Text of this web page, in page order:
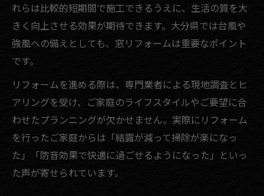
住まいの断熱性能を高めるリフォーム方法
結露対策に有効な窓リフォームのポイント
リフォームで冷暖房効率アップを目指そう
台風被害を防ぐ格子窓リフォームの実力
リフォームで強風対策を万全にするポイン
ト
窓リフォームで安心できる住まいを実現
格子窓設置による台風対策のメリット解説
れらは比較的短期間で施工できるうえに、生活の質を大
きく向上させる効果が期待できます。大分県では台風や
強風への備えとしても、窓リフォームは重要なポイント
です。
リフォームを進める際は、専門業者による現地調査とヒ
アリングを受け、ご家庭のライフスタイルやご要望に合
わせたプランニングが欠かせません。実際にリフォーム
を行ったご家庭からは「結露が減って掃除が楽になっ
た」「防音効果で快適に過ごせるようになった」といっ
た声が寄せられています。